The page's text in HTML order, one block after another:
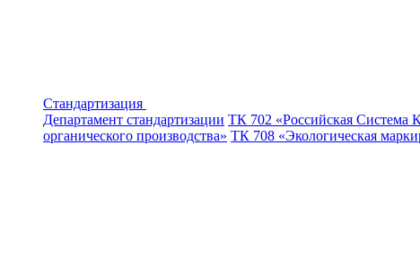
Стандартизация
Департамент стандартизации ТК 702 «Российская Система
органического производства» ТК 708 «Экологическая